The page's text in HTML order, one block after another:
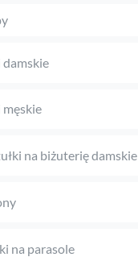
damskie
męskie
na biżuterię damskie
na parasole